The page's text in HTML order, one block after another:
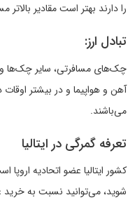
را دارند بهتر است مقادیر بالاتر مساوی 10000 یورو را
تبادل ارز:
چک‌های مسافرتی، سایر چک‌ها و
آهن و هواپیما و در بیشتر
می‌باشند.
تعرفه گمرگی در ایتالیا
کشور ایتالیا عضو اتحادیه اروپا
شوید، می‌توانید نسبت به